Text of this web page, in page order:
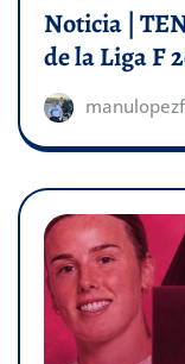
Noticia |
de la Liga F